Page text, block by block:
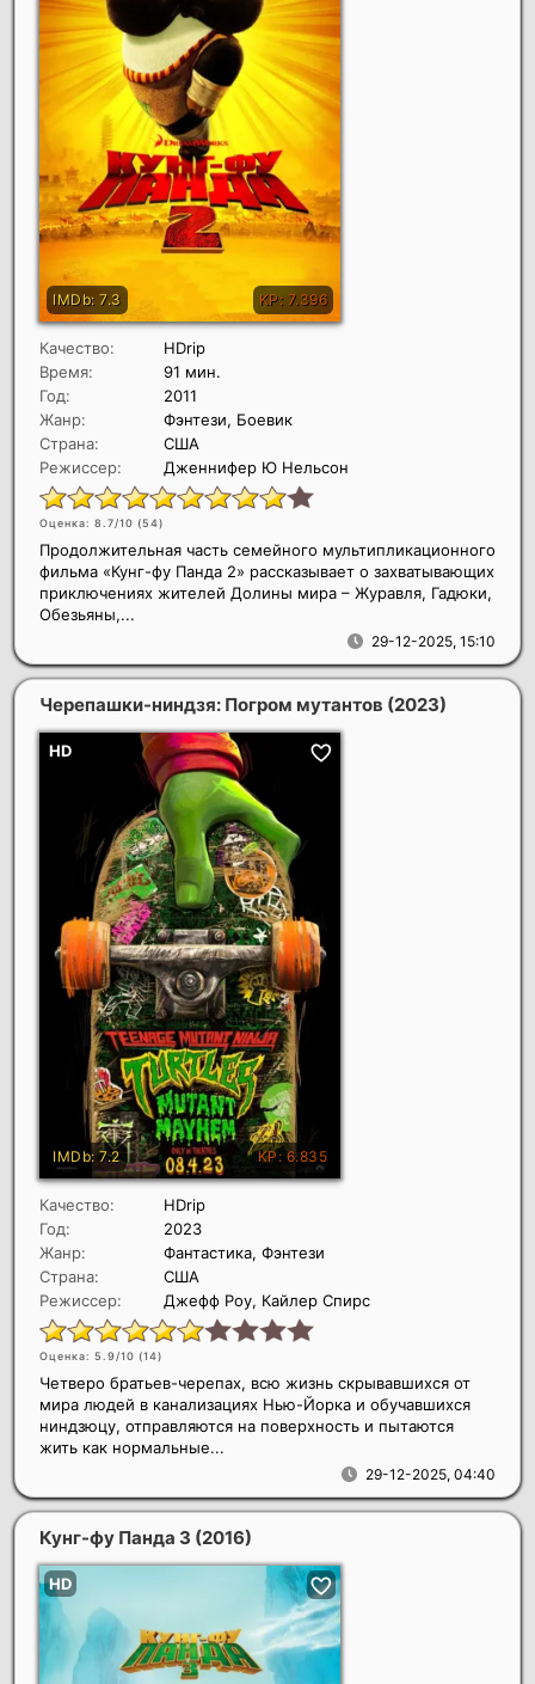
Качество:
HDrip
Время:
91 мин.
Год:
2011
Жанр:
Фэнтези, Боевик
Страна:
США
Режиссер:
Дженнифер Ю Нельсон
Оценка: 8.7/10 (54)
29-12-2025, 15:10
Продолжительная часть семейного мультипликационного
фильма «Кунг-фу Панда 2» рассказывает о захватывающих
приключениях жителей Долины мира – Журавля, Гадюки,
Обезьяны,...
Черепашки-ниндзя: Погром мутантов (2023)
Качество:
HDrip
Год:
2023
Жанр:
Фантастика, Фэнтези
Страна:
США
Режиссер:
Джефф Роу, Кайлер Спирс
Оценка: 5.9/10 (14)
29-12-2025, 04:40
Четверо братьев-черепах, всю жизнь скрывавшихся от
мира людей в канализациях Нью-Йорка и обучавшихся
ниндзюцу, отправляются на поверхность и пытаются
жить как нормальные...
Кунг-фу Панда 3 (2016)